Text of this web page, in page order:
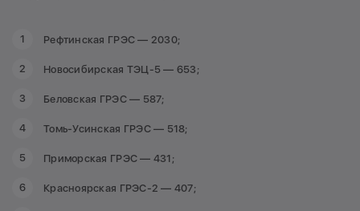
Рефтинская ГРЭС — 2030;
Новосибирская ТЭЦ-5 — 653;
Беловская ГРЭС — 587;
Томь-Усинская ГРЭС — 518;
Приморская ГРЭС — 431;
Красноярская ГРЭС-2 — 407;